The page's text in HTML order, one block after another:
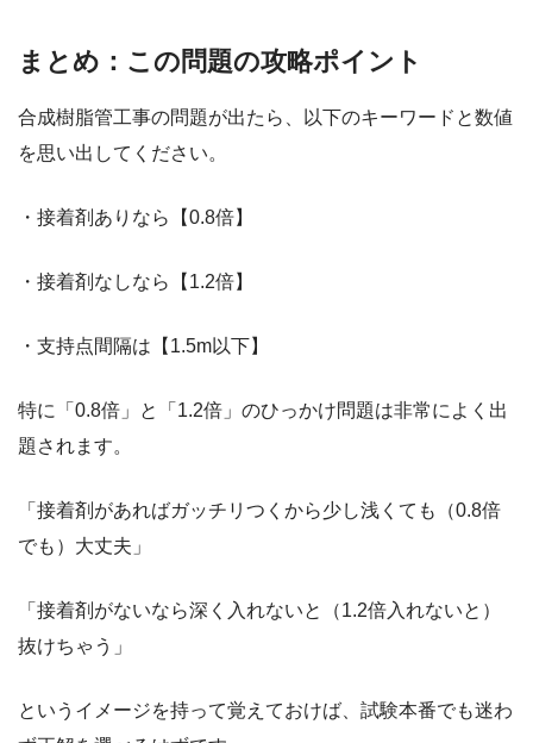
まとめ：この問題の攻略ポイント
合成樹脂管工事の問題が出たら、以下のキーワードと数値
を思い出してください。
・接着剤ありなら【0.8倍】
・接着剤なしなら【1.2倍】
・支持点間隔は【1.5m以下】
特に「0.8倍」と「1.2倍」のひっかけ問題は非常によく出
題されます。
「接着剤があればガッチリつくから少し浅くても（0.8倍
でも）大丈夫」
「接着剤がないなら深く入れないと（1.2倍入れないと）
抜けちゃう」
というイメージを持って覚えておけば、試験本番でも迷わ